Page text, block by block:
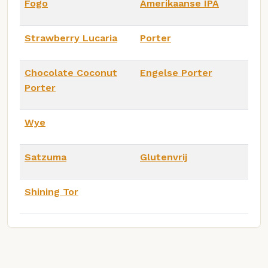
Fogo Amerikaanse IPA
Strawberry Lucaria Porter
Chocolate Coconut
Porter
Engelse Porter
Wye
Satzuma Glutenvrij
Shining Tor